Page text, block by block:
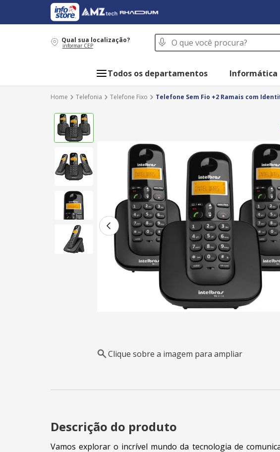
Qual sua localização?
informar CEP
O que você procura?
Todos os departamentos Informática
Telefonia Telefone Fixo Telefone Sem Fio +2 Ramais com
Clique sobre a imagem para ampliar
Descrição do produto
Vamos explorar o incrível mundo da tecnologia de